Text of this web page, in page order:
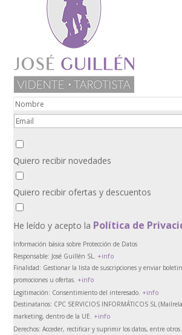
Quiero recibir novedades
Quiero recibir ofertas y descuentos
He leído y acepto la Política de
Información básica sobre Protección de Datos
Responsable: José Guillén SL. +info
Finalidad: Gestionar la lista de suscripciones y enviar
promociones u ofertas. +info
Legitimación: Consentimiento del interesado. +info
Destinatarios: CPC SERVICIOS INFORMÁTICOS SL
marketing, dentro de la UE. +info
Derechos: Acceder, rectificar y suprimir los datos, entre otros.